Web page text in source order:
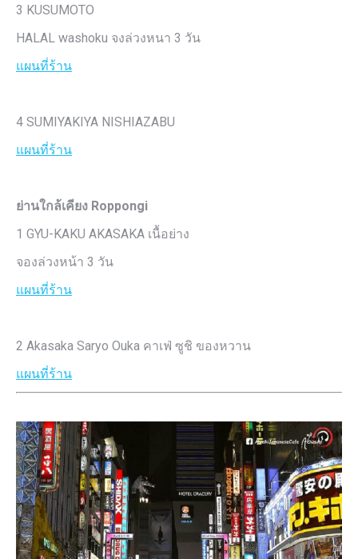
3 KUSUMOTO
HALAL washoku จงล่วงหนา 3 วัน
แผนที่ร้าน
4 SUMIYAKIYA NISHIAZABU
แผนที่ร้าน
ย่านใกล้เคียง Roppongi
1 GYU-KAKU AKASAKA เนื้อย่าง
จองล่วงหน้า 3 วัน
แผนที่ร้าน
2 Akasaka Saryo Ouka คาเฟ่ ซูชิ ของหวาน
แผนที่ร้าน